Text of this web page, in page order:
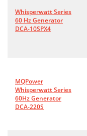
Whisperwatt Series
60 Hz Generator
DCA-10SPX4
MQPower
Whisperwatt Series
60Hz Generator
DCA-220S